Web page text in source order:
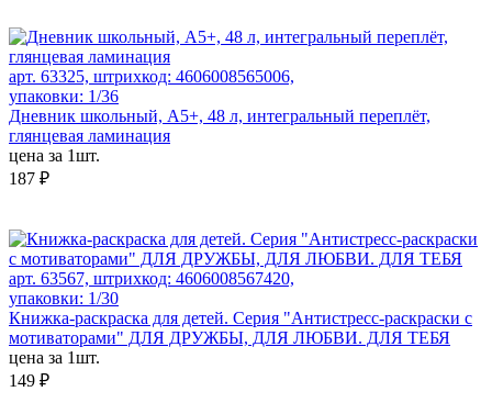
арт. 63325, штрихкод: 4606008565006,
упаковки: 1/36
Дневник школьный, А5+, 48 л, интегральный переплёт,
глянцевая ламинация
цена за 1шт.
187 ₽
арт. 63567, штрихкод: 4606008567420,
упаковки: 1/30
Книжка-раскраска для детей. Серия "Антистресс-раскраски с
мотиваторами" ДЛЯ ДРУЖБЫ, ДЛЯ ЛЮБВИ. ДЛЯ ТЕБЯ
цена за 1шт.
149 ₽